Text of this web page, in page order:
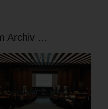
Archiv …